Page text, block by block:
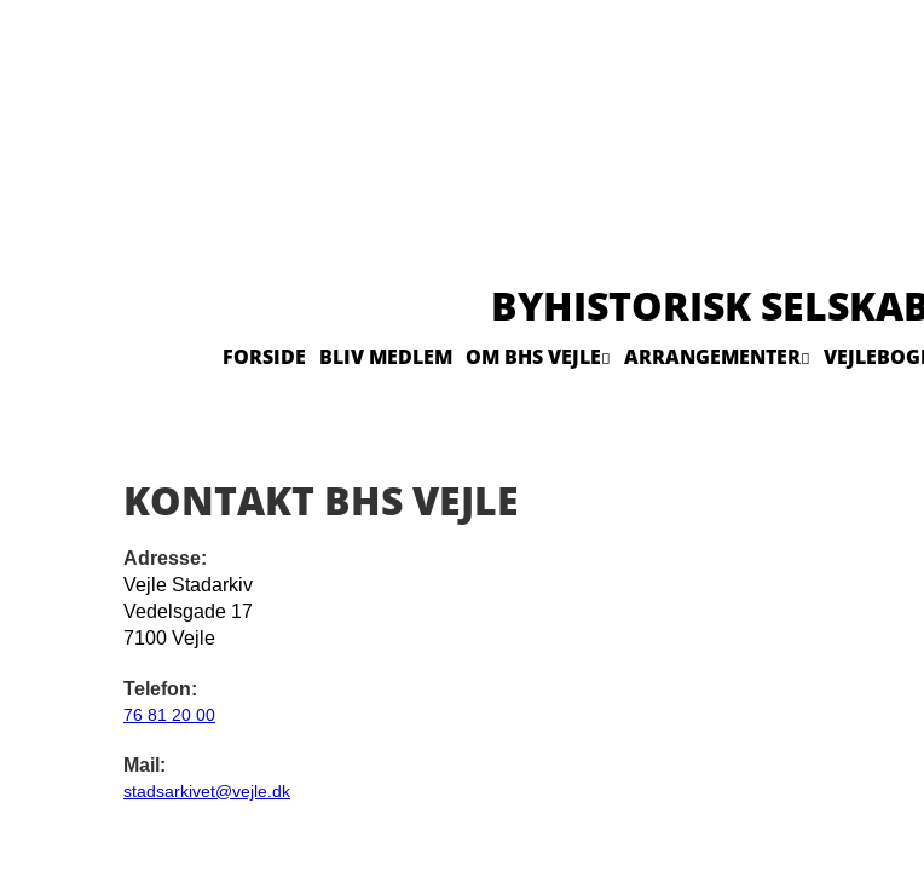
BYHISTORISK
FORSIDE BLIV MEDLEM OM BHS VEJLE ARRANGEMENTER
KONTAKT BHS VEJLE
Adresse:
Vejle Stadarkiv
Vedelsgade 17
7100 Vejle
Telefon:
76 81 20 00
Mail:
stadsarkivet@vejle.dk